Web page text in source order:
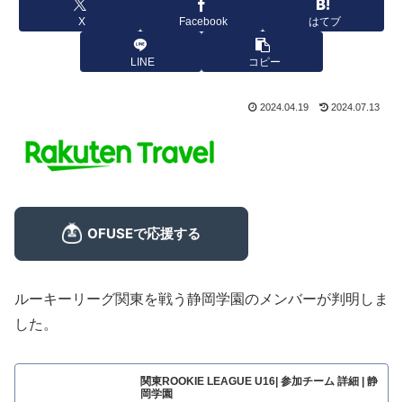
X Facebook はてブ
LINE コピー
2024.04.19 2024.07.13
ルーキーリーグ関東を戦う静岡学園のメンバーが判明しま
した。
関東ROOKIE LEAGUE U16| 参加チーム 詳細 | 静
岡学園